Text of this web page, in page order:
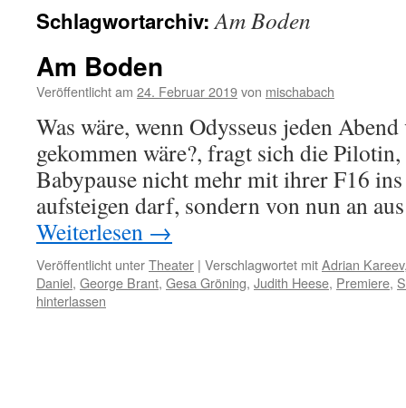
Schlagwortarchiv:Am Boden
Am Boden
Veröffentlicht am 24. Februar 2019von mischabach
Was wäre, wenn Odysseus jeden
gekommen wäre?, fragt sich die Pilotin,
Babypause nicht mehr mit ihrer F16
aufsteigen darf, sondern von nun an
Weiterlesen →
Veröffentlicht unterTheater | Verschlagwortet mitAdrian Kareev
Daniel, George Brant, Gesa Gröning, Judith Heese, Premiere,
hinterlassen